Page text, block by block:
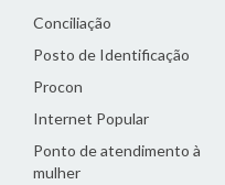
Conciliação
Posto de Identificação
Procon
Internet Popular
Ponto de atendimento à
mulher